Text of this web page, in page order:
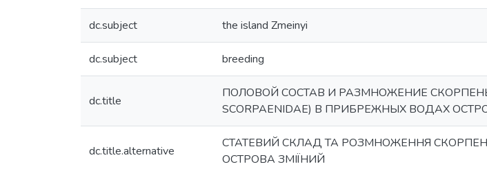
dc.subject the island Zmeinyi
dc.subject breeding
dc.title
ПОЛОВОЙ СОСТАВ И РАЗМНОЖЕНИЕ СКОРПЕНЫ
SCORPAENIDAE) В ПРИБРЕЖНЫХ ВОДАХ
dc.title.alternative
СТАТЕВИЙ СКЛАД ТА РОЗМНОЖЕННЯ
ОСТРОВА ЗМІЇНИЙ